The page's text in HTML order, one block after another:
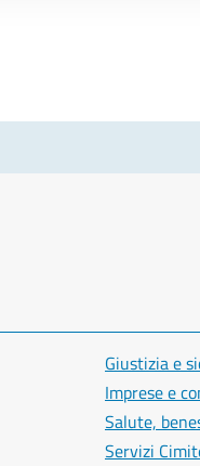
Giustizia e
Imprese e
Salute,
Servizi